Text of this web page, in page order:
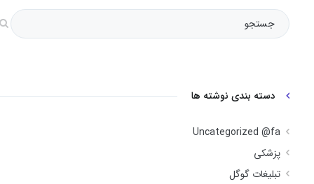
دسته بندی نوشته ها
Uncategorized @fa
پزشکی
تبلیغات گوگل